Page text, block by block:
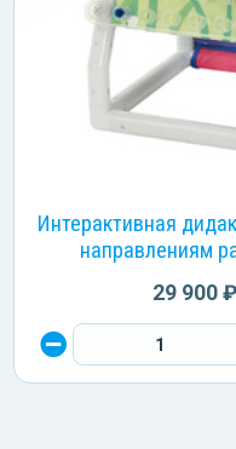
Интерактивная
направлениям
29 900 ₽